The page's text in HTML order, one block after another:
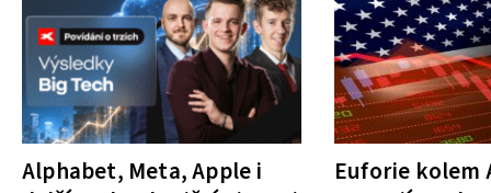
Alphabet, Meta, Apple i
Euforie kolem